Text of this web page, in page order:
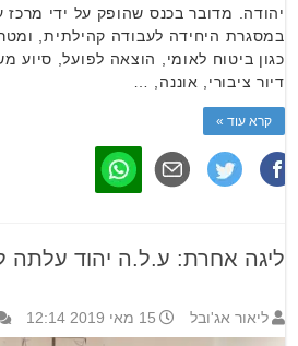
יהודה. מדובר בכנס שהופק על ידי מרכז
במסגרת היחידה לעבודה קהילתית,
כגון ביטוח לאומי, הוצאה לפועל, סיוע
דיור ציבורי, אוננה, …
קרא עוד »
ליגה אחרת: ע.ל.ה יהוד עלתה
ליאור אג'ובל 15 מאי 2019 12:14